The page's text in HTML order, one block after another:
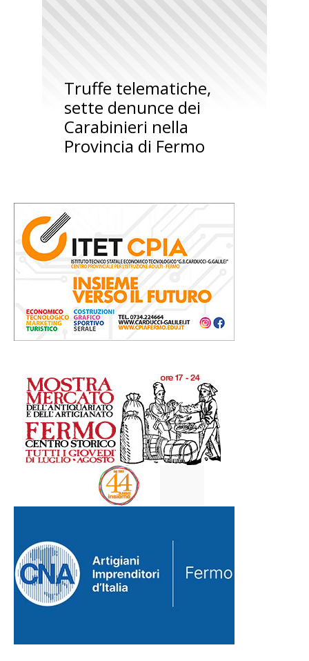
Truffe telematiche,
sette denunce dei
Carabinieri nella
Provincia di Fermo